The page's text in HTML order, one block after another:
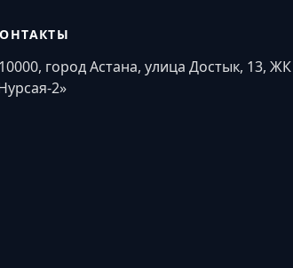
город Астана, улица Достык, 13, ЖК
2»